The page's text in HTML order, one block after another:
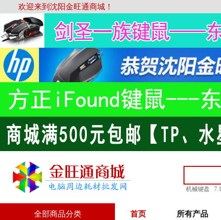
欢迎来到沈阳金旺通商城！
机械键盘
首页 所有产品
全部商品分类